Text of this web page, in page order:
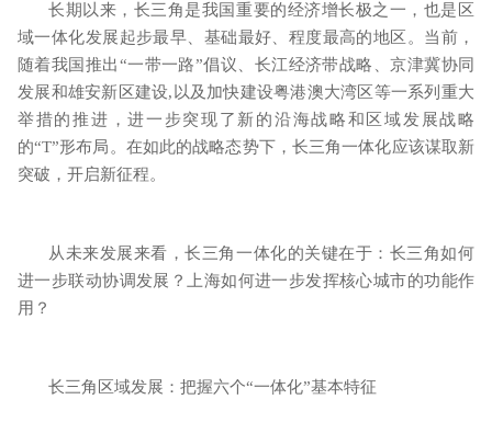
长期以来，长三角是我国重要的经济增长极之一，也是区
域一体化发展起步最早、基础最好、程度最高的地区。当前，
随着我国推出“一带一路”倡议、长江经济带战略、京津冀协同
发展和雄安新区建设, 以及加快建设粤港澳大湾区等一系列重大
举措的推进，进一步突现了新的沿海战略和区域发展战略
的“T”形布局。在如此的战略态势下，长三角一体化应该谋取新
突破，开启新征程。
从未来发展来看，长三角一体化的关键在于：长三角如何
进一步联动协调发展？上海如何进一步发挥核心城市的功能作
用？
长三角区域发展：把握六个“一体化”基本特征